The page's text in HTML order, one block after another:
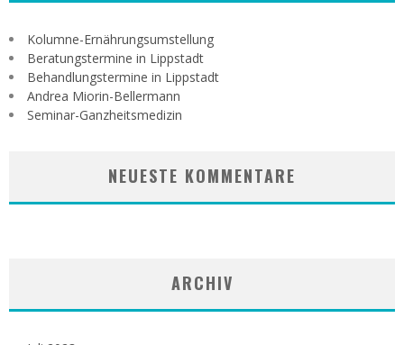
Kolumne-Ernährungsumstellung
Beratungstermine in Lippstadt
Behandlungstermine in Lippstadt
Andrea Miorin-Bellermann
Seminar-Ganzheitsmedizin
NEUESTE KOMMENTARE
ARCHIV